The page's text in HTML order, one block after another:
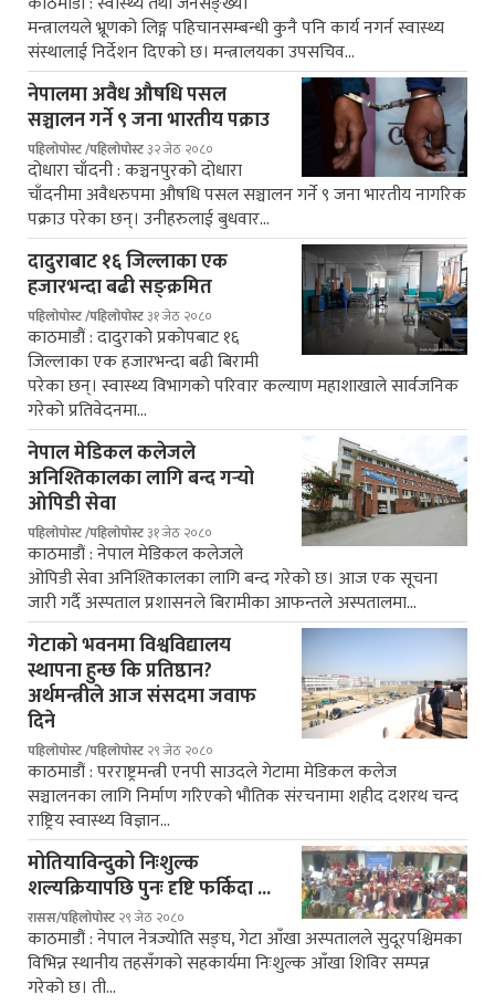
मन्त्रालयले भ्रूणको लिङ्ग पहिचानसम्बन्धी कुनै पनि कार्य नगर्न स्वास्थ्य
संस्थालाई निर्देशन दिएको छ। मन्त्रालयका उपसचिव…
नेपालमा अवैध औषधि पसल
सञ्चालन गर्ने ९ जना भारतीय पक्राउ
पहिलोपोस्ट /पहिलोपोस्ट३२ जेठ २०८०
दोधारा चाँदनी : कञ्चनपुरको दोधारा
चाँदनीमा अवैधरुपमा औषधि पसल सञ्चालन गर्ने ९ जना भारतीय नागरिक
पक्राउ परेका छन्। उनीहरुलाई बुधवार…
दादुराबाट १६ जिल्लाका एक
हजारभन्दा बढी सङ्क्रमित
पहिलोपोस्ट /पहिलोपोस्ट३१ जेठ २०८०
काठमाडौं : दादुराको प्रकोपबाट १६
जिल्लाका एक हजारभन्दा बढी बिरामी
परेका छन्। स्वास्थ्य विभागको परिवार कल्याण महाशाखाले सार्वजनिक
गरेको प्रतिवेदनमा…
नेपाल मेडिकल कलेजले
अनिश्तिकालका लागि बन्द गर्‍यो
ओपिडी सेवा
पहिलोपोस्ट /पहिलोपोस्ट३१ जेठ २०८०
काठमाडौं : नेपाल मेडिकल कलेजले
ओपिडी सेवा अनिश्तिकालका लागि बन्द गरेको छ। आज एक सूचना
जारी गर्दै अस्पताल प्रशासनले बिरामीका आफन्तले अस्पतालमा…
गेटाको भवनमा विश्वविद्यालय
स्थापना हुन्छ कि प्रतिष्ठान?
अर्थमन्त्रीले आज संसदमा जवाफ
दिने
पहिलोपोस्ट /पहिलोपोस्ट २९ जेठ २०८०
काठमाडौं : परराष्ट्रमन्त्री एनपी साउदले गेटामा मेडिकल कलेज
सञ्चालनका लागि निर्माण गरिएको भौतिक संरचनामा शहीद दशरथ चन्द
राष्ट्रिय स्वास्थ्य विज्ञान…
मोतियाविन्दुको निःशुल्क
शल्यक्रियापछि पुनः दृष्टि फर्किदा ...
रासस/पहिलोपोस्ट २९ जेठ २०८०
काठमाडौं : नेपाल नेत्रज्योति सङ्घ, गेटा आँखा अस्पतालले सुदूरपश्चिमका
विभिन्न स्थानीय तहसँगको सहकार्यमा निःशुल्क आँखा शिविर सम्पन्न
गरेको छ। ती…